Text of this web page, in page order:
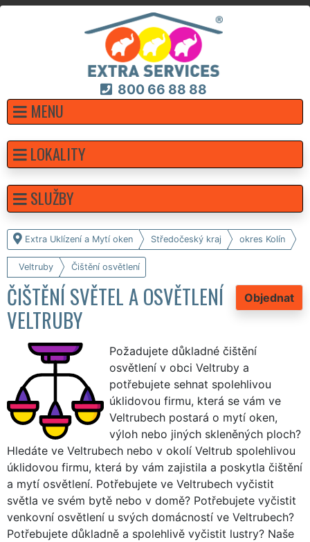
800 66 88 88
MENU
Extra Uklízení a Mytí oken Středočeský kraj okres Kolín
Veltruby Čištění osvětlení
Objednat
ČIŠTĚNÍ SVĚTEL A OSVĚTLENÍ
VELTRUBY
Požadujete důkladné čištění
osvětlení v obci Veltruby a
potřebujete sehnat spolehlivou
úklidovou firmu, která se vám ve
Veltrubech postará o mytí oken,
výloh nebo jiných skleněných ploch?
Hledáte ve Veltrubech nebo v okolí Veltrub spolehlivou
úklidovou firmu, která by vám zajistila a poskytla čištění
a mytí osvětlení. Potřebujete ve Veltrubech vyčistit
světla ve svém bytě nebo v domě? Potřebujete vyčistit
venkovní osvětlení u svých domácností ve Veltrubech?
Potřebujete důkladně a spolehlivě vyčistit lustry? Naše
LOKALITY
SLUŽBY